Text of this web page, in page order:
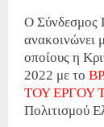
Ο Σύνδεσμος
ανακοινώνει
οποίους η
2022 με το
ΤΟΥ ΕΡΓΟΥ
Πολιτισμού